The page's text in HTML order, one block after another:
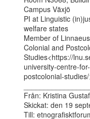
Campus Växjö
PI at Linguistic
welfare states
Member of
Colonial and
Studies<https://
university-centre-
postcolonial-studies/
Från: Kristina
Skickat: den 19
Till: